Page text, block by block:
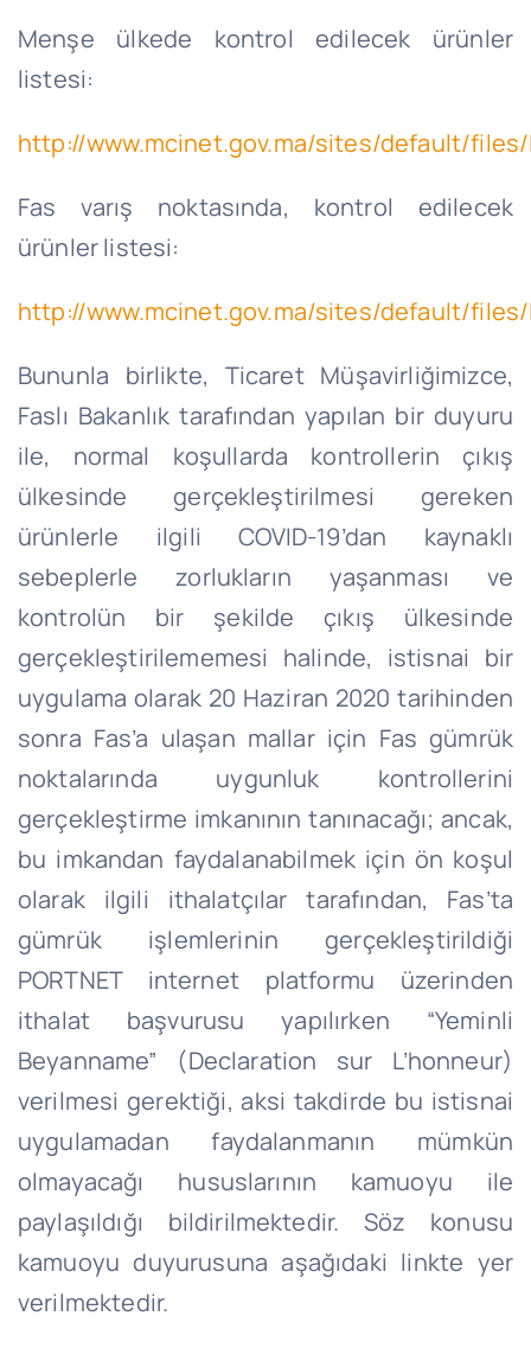
Menşe ülkede kontrol edilecek ürünler
listesi:
http://www.mcinet.gov.ma/sites/default/
Fas varış noktasında, kontrol edilecek
ürünler listesi:
http://www.mcinet.gov.ma/sites/default/files/
Bununla birlikte, Ticaret Müşavirliğimizce,
Faslı Bakanlık tarafından yapılan bir duyuru
ile, normal koşullarda kontrollerin çıkış
ülkesinde gerçekleştirilmesi gereken
ürünlerle ilgili COVID-19’dan kaynaklı
sebeplerle zorlukların yaşanması ve
kontrolün bir şekilde çıkış ülkesinde
gerçekleştirilememesi halinde, istisnai bir
uygulama olarak 20 Haziran 2020 tarihinden
sonra Fas’a ulaşan mallar için Fas gümrük
noktalarında uygunluk kontrollerini
gerçekleştirme imkanının tanınacağı; ancak,
bu imkandan faydalanabilmek için ön koşul
olarak ilgili ithalatçılar tarafından, Fas’ta
gümrük işlemlerinin gerçekleştirildiği
PORTNET internet platformu üzerinden
ithalat başvurusu yapılırken “Yeminli
Beyanname” (Declaration sur L’honneur)
verilmesi gerektiği, aksi takdirde bu istisnai
uygulamadan faydalanmanın mümkün
olmayacağı hususlarının kamuoyu ile
paylaşıldığı bildirilmektedir. Söz konusu
kamuoyu duyurusuna aşağıdaki linkte yer
verilmektedir.